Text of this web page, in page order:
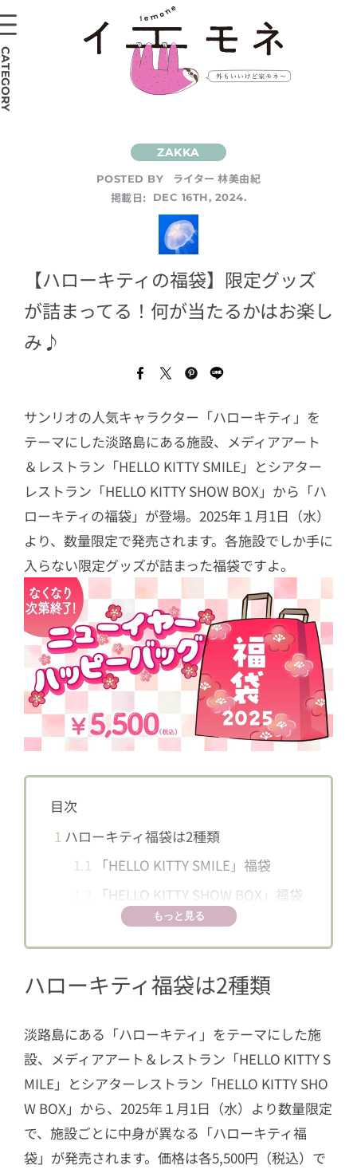
POSTED BY
ライター 林美由紀
掲載日:
DEC 16TH, 2024.
【ハローキティの福袋】限定グッズ
が詰まってる！何が当たるかはお楽し
み♪
サンリオの人気キャラクター「ハローキティ」を
テーマにした淡路島にある施設、メディアアート
＆レストラン「HELLO KITTY SMILE」とシアター
レストラン「HELLO KITTY SHOW BOX」から「ハ
ローキティの福袋」が登場。2025年１月1日（水）
より、数量限定で発売されます。各施設でしか手に
入らない限定グッズが詰まった福袋ですよ。
目次
1 ハローキティ福袋は2種類
1.1 「HELLO KITTY SMILE」福袋
「HELLO KITTY SHOW BOX」福袋
もっと見る
ハローキティ福袋は2種類
淡路島にある「ハローキティ」をテーマにした施
設、メディアアート＆レストラン「HELLO KITTY S
MILE」とシアターレストラン「HELLO KITTY SHO
W BOX」から、2025年１月1日（水）より数量限定
で、施設ごとに中身が異なる「ハローキティ福
袋」が発売されます。価格は各5,500円（税込）で